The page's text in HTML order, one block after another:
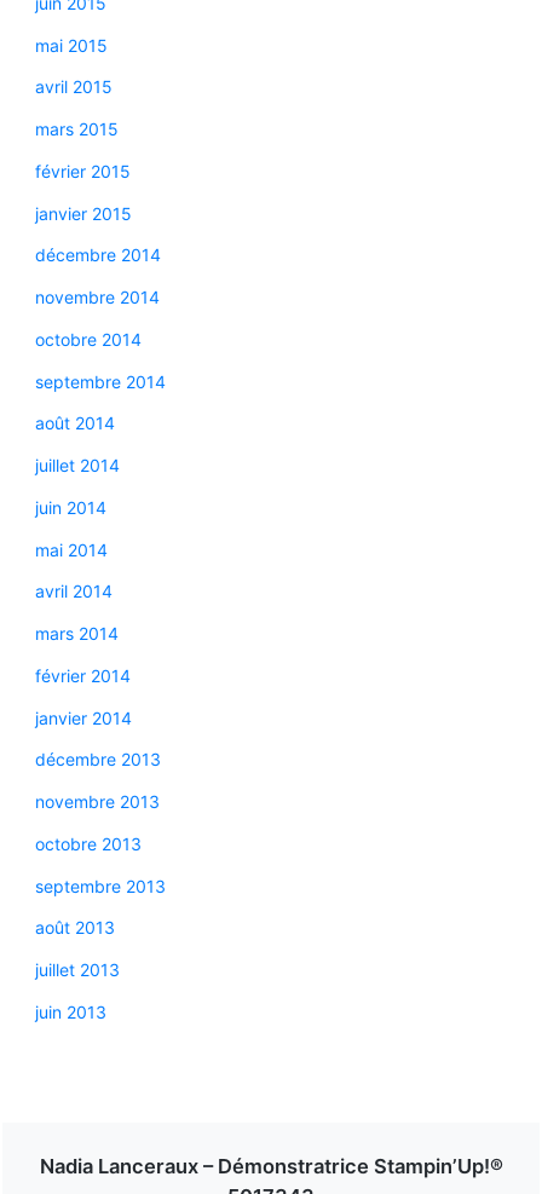
mai 2015
avril 2015
mars 2015
février 2015
janvier 2015
décembre 2014
novembre 2014
octobre 2014
septembre 2014
août 2014
juillet 2014
juin 2014
mai 2014
avril 2014
mars 2014
février 2014
janvier 2014
décembre 2013
novembre 2013
octobre 2013
septembre 2013
août 2013
juillet 2013
juin 2013
Nadia Lanceraux – Démonstratrice Stampin’Up!®